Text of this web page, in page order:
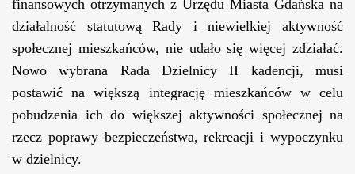
finansowych otrzymanych z Urzędu Miasta Gdańska na
działalność statutową Rady i niewielkiej aktywność
społecznej mieszkańców, nie udało się więcej zdziałać.
Nowo wybrana Rada Dzielnicy II kadencji, musi
postawić na większą integrację mieszkańców w celu
pobudzenia ich do większej aktywności społecznej na
rzecz poprawy bezpieczeństwa, rekreacji i wypoczynku
w dzielnicy.